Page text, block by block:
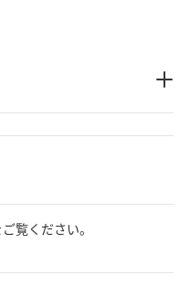
覧ください。